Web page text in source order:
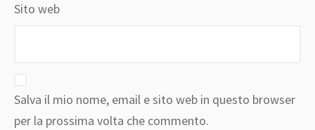
Sito web
Salva il mio nome, email e sito web in questo browser
per la prossima volta che commento.